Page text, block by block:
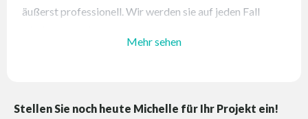
äußerst professionell. Wir werden sie auf jeden Fall
Mehr sehen
Stellen Sie noch heute Michelle für Ihr Projekt ein!